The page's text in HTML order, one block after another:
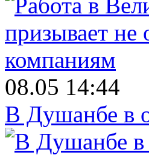
08.05 14:44
В Душанбе в